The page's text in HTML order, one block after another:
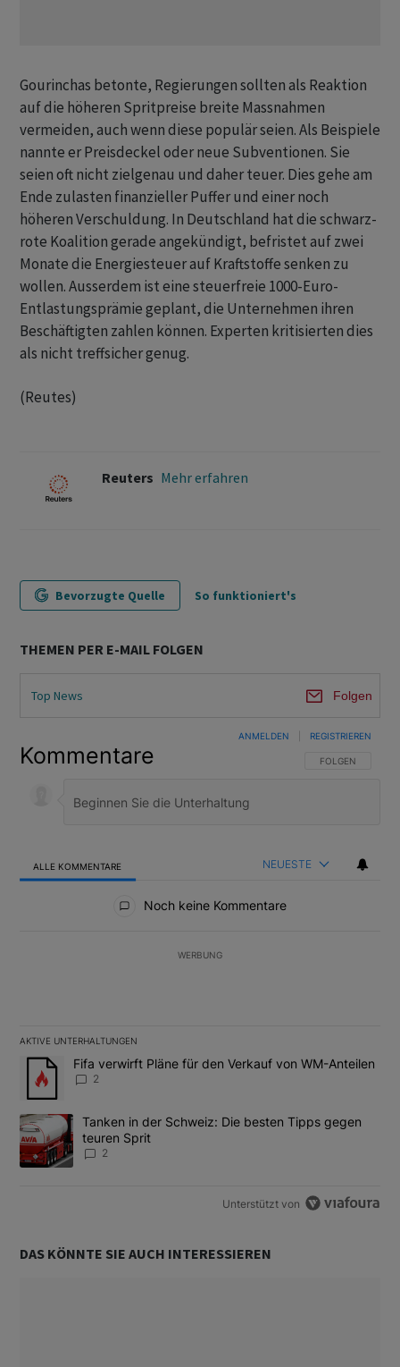
Gourinchas betonte, Regierungen sollten als Reaktion
auf die höheren Spritpreise breite Massnahmen
vermeiden, ‌auch wenn diese populär seien. Als Beispiele
nannte er Preisdeckel oder neue Subventionen. Sie
seien oft nicht ​zielgenau und daher teuer. Dies gehe am
Ende zulasten finanzieller Puffer und einer noch
höheren Verschuldung. In Deutschland hat die schwarz-
rote Koalition gerade angekündigt, befristet auf zwei
Monate die Energiesteuer auf Kraftstoffe senken zu
wollen. Ausserdem ist eine steuerfreie 1000-Euro-
Entlastungsprämie geplant, die Unternehmen ihren
Beschäftigten zahlen können. Experten kritisierten dies
als nicht ‌treffsicher genug.
(Reutes)
Reuters Mehr erfahren
Bevorzugte Quelle So funktioniert's
THEMEN PER E-MAIL FOLGEN
Top News Folgen
Kommentare FOLGE DIESER
FOLGEN
ANMELDEN REGISTRIEREN
ALLE KOMMENTARE NEUESTE
Noch keine Kommentare
WERBUNG
AKTIVE UNTERHALTUNGEN
Das Folgende ist eine Liste der am meisten kommentierten
Ein Trendartikel mit dem Titel "Fifa verwirft Pläne für den
Fifa verwirft Pläne für den Verkauf von WM-Anteilen
2
Ein Trendartikel mit dem Titel "Tanken in der Schweiz: Die
Tanken in der Schweiz: Die besten Tipps gegen
teuren Sprit
2
Unterstützt von
DAS KÖNNTE SIE AUCH INTERESSIEREN